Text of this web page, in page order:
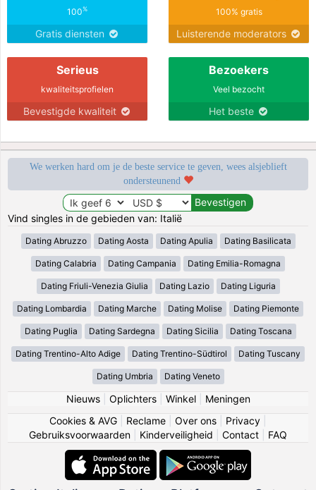
100%
Gratis diensten
100% gratis
Luisterende moderators
Serieus
kwaliteitsprofielen
Bevestigde kwaliteit
Bezoekers
Veel bezocht
Het beste
We werken hard om je de beste service te geven, wees alsjeblieft
ondersteunend
Vind singles in de gebieden van: Italië
Dating Abruzzo Dating Aosta Dating Apulia Dating Basilicata
Dating Calabria Dating Campania Dating Emilia-Romagna
Dating Friuli-Venezia Giulia Dating Lazio Dating Liguria
Dating Lombardia Dating Marche Dating Molise Dating Piemonte
Dating Puglia Dating Sardegna Dating Sicilia Dating Toscana
Dating Trentino-Alto Adige Dating Trentino-Südtirol Dating Tuscany
Dating Umbria Dating Veneto
Nieuws| Oplichters| Winkel| Meningen
Cookies & AVG
Reclame Over ons Privacy
Gebruiksvoorwaarden
Kinderveiligheid Contact FAQ